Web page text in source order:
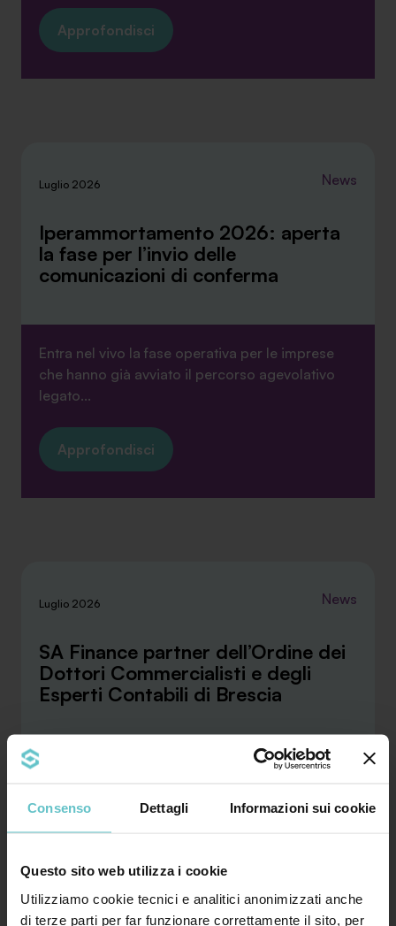
Consenso Dettagli Informazioni sui cookie
Questo sito web utilizza i cookie
Utilizziamo cookie tecnici e analitici anonimizzati anche
di terze parti per far funzionare correttamente il sito, per
Approfondisci
Luglio 2026 News
Iperammortamento 2026: aperta
la fase per l’invio delle
comunicazioni di conferma
Entra nel vivo la fase operativa per le imprese
che hanno già avviato il percorso agevolativo
legato...
Approfondisci
Luglio 2026 News
SA Finance partner dell’Ordine dei
Dottori Commercialisti e degli
Esperti Contabili di Brescia
La convenzione stipulata con l’ODCEC di Brescia
profes...
Approfondisci